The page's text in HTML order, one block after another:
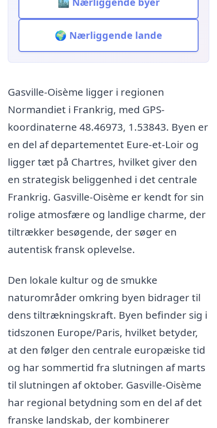
🌍 Nærliggende lande
Gasville-Oisème ligger i regionen
Normandiet i Frankrig, med GPS-
koordinaterne 48.46973, 1.53843. Byen er
en del af departementet Eure-et-Loir og
ligger tæt på Chartres, hvilket giver den
en strategisk beliggenhed i det centrale
Frankrig. Gasville-Oisème er kendt for sin
rolige atmosfære og landlige charme, der
tiltrækker besøgende, der søger en
autentisk fransk oplevelse.
Den lokale kultur og de smukke
naturområder omkring byen bidrager til
dens tiltrækningskraft. Byen befinder sig i
tidszonen Europe/Paris, hvilket betyder,
at den følger den centrale europæiske tid
og har sommertid fra slutningen af marts
til slutningen af oktober. Gasville-Oisème
har regional betydning som en del af det
franske landskab, der kombinerer